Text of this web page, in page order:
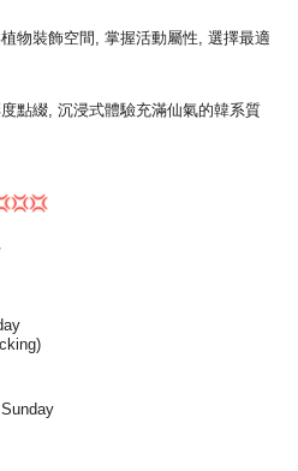
物裝飾空間, 掌握活動屬性, 選擇最適
點綴, 沉浸式體驗充滿仙氣的韓系質